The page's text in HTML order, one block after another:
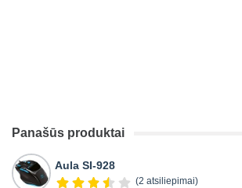
Panašūs produktai
Aula SI-928
(2 atsiliepimai)